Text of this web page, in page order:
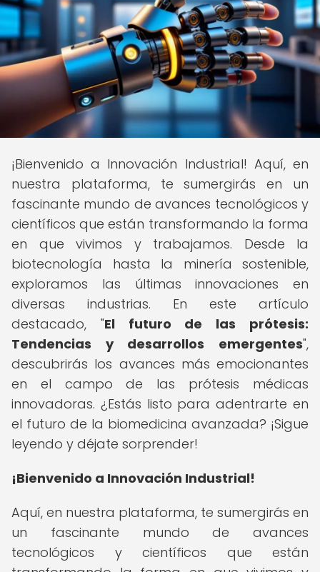
¡Bienvenido a Innovación Industrial! Aquí, en
nuestra plataforma, te sumergirás en un
fascinante mundo de avances tecnológicos y
científicos que están transformando la forma
en que vivimos y trabajamos. Desde la
biotecnología hasta la minería sostenible,
exploramos las últimas innovaciones en
diversas industrias. En este artículo
destacado, "El futuro de las prótesis:
Tendencias y desarrollos emergentes",
descubrirás los avances más emocionantes
en el campo de las prótesis médicas
innovadoras. ¿Estás listo para adentrarte en
el futuro de la biomedicina avanzada? ¡Sigue
leyendo y déjate sorprender!
¡Bienvenido a Innovación Industrial!
Aquí, en nuestra plataforma, te sumergirás en
un fascinante mundo de avances
tecnológicos y científicos que están